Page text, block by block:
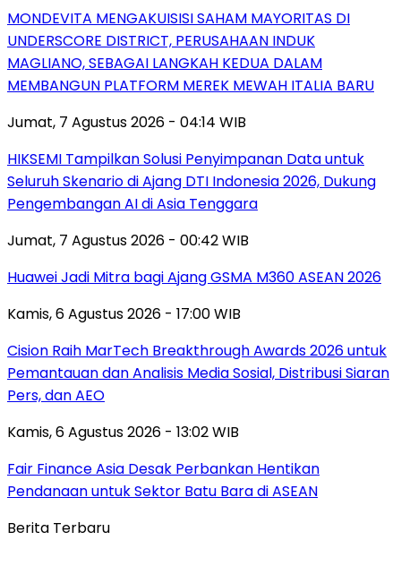
MONDEVITA MENGAKUISISI SAHAM MAYORITAS DI
UNDERSCORE DISTRICT, PERUSAHAAN INDUK
MAGLIANO, SEBAGAI LANGKAH KEDUA DALAM
MEMBANGUN PLATFORM MEREK MEWAH ITALIA BARU
Jumat, 7 Agustus 2026 - 04:14 WIB
HIKSEMI Tampilkan Solusi Penyimpanan Data untuk
Seluruh Skenario di Ajang DTI Indonesia 2026, Dukung
Pengembangan AI di Asia Tenggara
Jumat, 7 Agustus 2026 - 00:42 WIB
Huawei Jadi Mitra bagi Ajang GSMA M360 ASEAN 2026
Kamis, 6 Agustus 2026 - 17:00 WIB
Cision Raih MarTech Breakthrough Awards 2026 untuk
Pemantauan dan Analisis Media Sosial, Distribusi Siaran
Pers, dan AEO
Kamis, 6 Agustus 2026 - 13:02 WIB
Fair Finance Asia Desak Perbankan Hentikan
Pendanaan untuk Sektor Batu Bara di ASEAN
Berita Terbaru